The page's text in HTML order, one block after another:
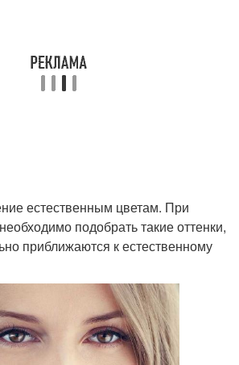
естественным цветам. При
подобрать такие оттенки,
приближаются к естественному